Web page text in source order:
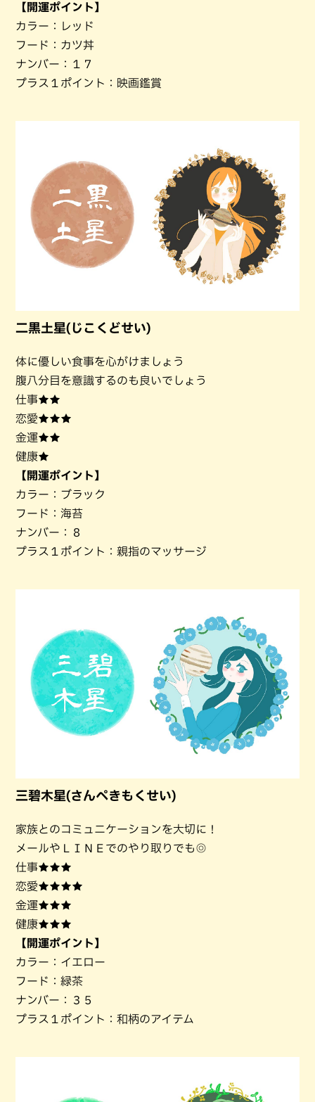
【開運ポイント】
カラー：レッド
フード：カツ丼
ナンバー：１７
プラス１ポイント：映画鑑賞
二黒土星(じこくどせい)
体に優しい食事を心がけましょう
腹八分目を意識するのも良いでしょう
仕事★★
恋愛★★★
金運★★
健康★
【開運ポイント】
カラー：ブラック
フード：海苔
ナンバー：８
プラス１ポイント：親指のマッサージ
三碧木星(さんぺきもくせい)
家族とのコミュニケーションを大切に！
メールやＬＩＮＥでのやり取りでも◎
仕事★★★
恋愛★★★★
金運★★★
健康★★★
【開運ポイント】
カラー：イエロー
フード：緑茶
ナンバー：３５
プラス１ポイント：和柄のアイテム